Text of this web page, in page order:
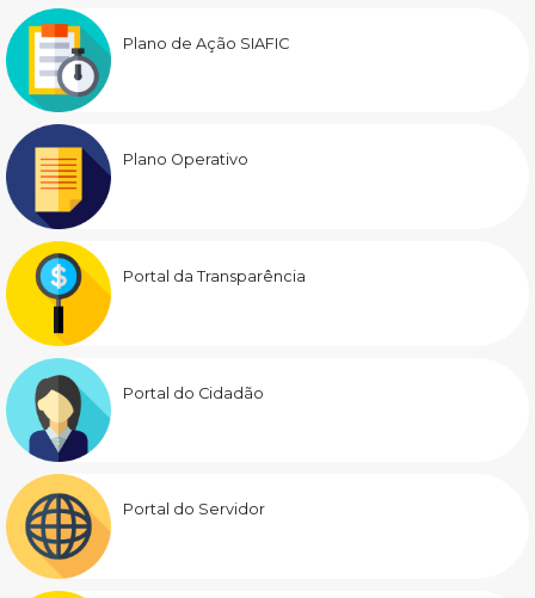
Plano de Ação SIAFIC
Plano Operativo
Portal da Transparência
Portal do Cidadão
Portal do Servidor